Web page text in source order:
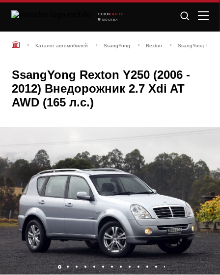
TECH /AUTO
МОСКВА
Каталог автомобилей SsangYong Rexton SsangYong
SsangYong Rexton Y250 (2006 -
2012) Внедорожник 2.7 Xdi AT
AWD (165 л.с.)